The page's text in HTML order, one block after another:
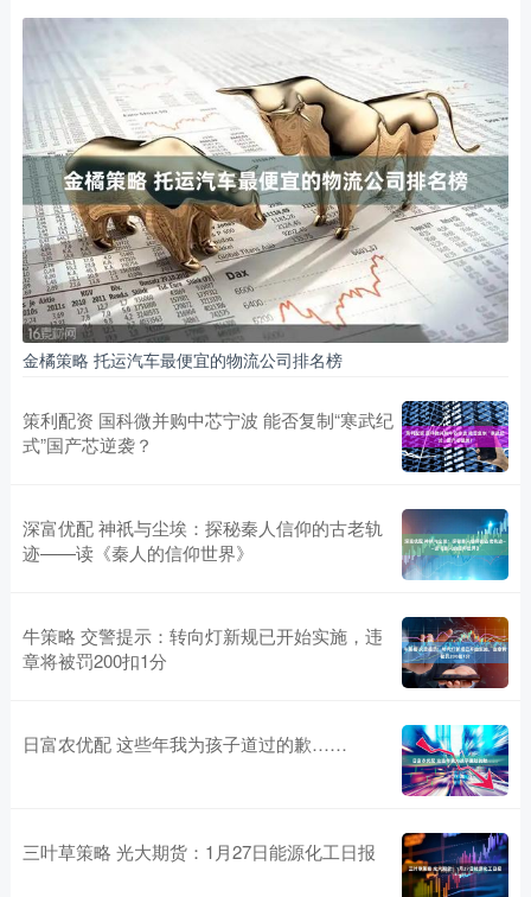
金橘策略 托运汽车最便宜的物流公司排名榜
策利配资 国科微并购中芯宁波 能否复制“寒武纪
式”国产芯逆袭？
深富优配 神祇与尘埃：探秘秦人信仰的古老轨
迹——读《秦人的信仰世界》
牛策略 交警提示：转向灯新规已开始实施，违
章将被罚200扣1分
日富农优配 这些年我为孩子道过的歉……
三叶草策略 光大期货：1月27日能源化工日报